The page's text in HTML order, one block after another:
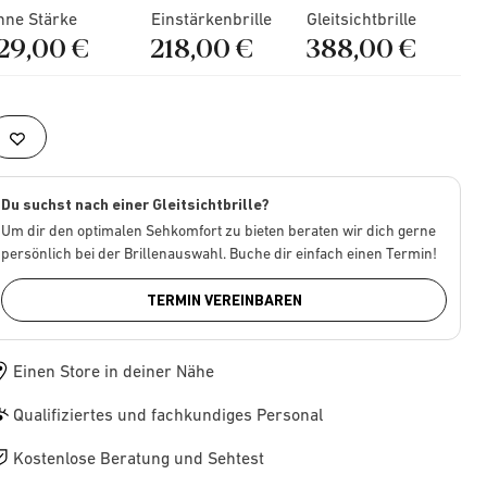
Stärke
€
Einstärkenbrille
218,00 €
Gleitsichtbrille
388,00 €
Du suchst nach einer Gleitsichtbrille?
Um dir den optimalen Sehkomfort zu bieten beraten wir dich gerne
persönlich bei der Brillenauswahl. Buche dir einfach einen Termin!
TERMIN VEREINBAREN
Einen Store in deiner Nähe
Qualifiziertes und fachkundiges Personal
Kostenlose Beratung und Sehtest